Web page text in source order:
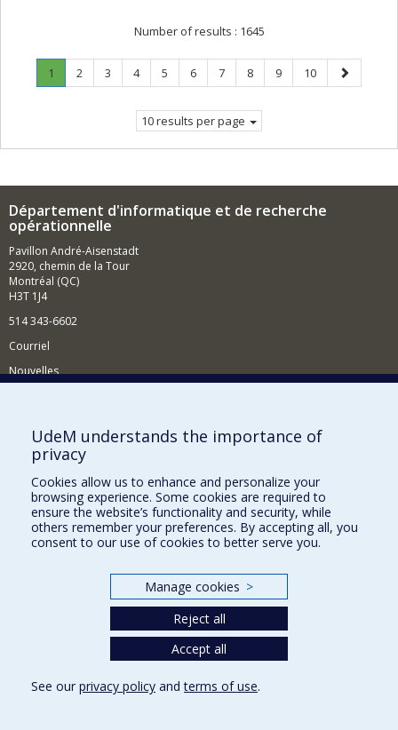
Number of results : 1645
Page
1
Current
Page
2 Page
3 Page
4 Page
5 Page
6 Page
7 Page
8 Page
9 Page
10
Next
page
10 results per page
Département d'informatique et de recherche
opérationnelle
Pavillon André-Aisenstadt
2920, chemin de la Tour
Montréal (QC)
H3T 1J4
514 343-6602
Courriel
Nouvelles
Comment soutenir le Département?
BESOIN D'AIDE?
Plan du site
Signaler une erreur
Accessibilité
Nos départements et écoles
UdeM understands the importance of
privacy
Cookies allow us to enhance and personalize your
browsing experience. Some cookies are required to
ensure the website’s functionality and security, while
others remember your preferences. By accepting all, you
consent to our use of cookies to better serve you.
Manage cookies >
Reject all
Accept all
See our privacy policy andterms of use.